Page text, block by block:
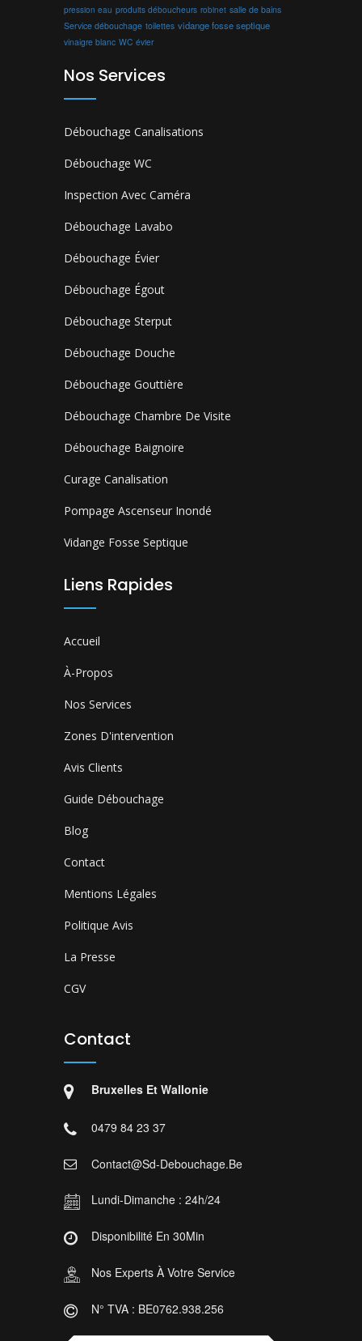
pression eau produits déboucheurs robinet salle de bains
Service débouchage toilettes vidange fosse septique
vinaigre blanc WC évier
Nos Services
Débouchage Canalisations
Débouchage WC
Inspection Avec Caméra
Débouchage Lavabo
Débouchage Évier
Débouchage Égout
Débouchage Sterput
Débouchage Douche
Débouchage Gouttière
Débouchage Chambre De Visite
Débouchage Baignoire
Curage Canalisation
Pompage Ascenseur Inondé
Vidange Fosse Septique
Liens Rapides
Accueil
À-Propos
Nos Services
Zones D'intervention
Avis Clients
Guide Débouchage
Blog
Contact
Mentions Légales
Politique Avis
La Presse
CGV
Contact
Bruxelles Et Wallonie
0479 84 23 37
Contact@sd-Debouchage.be
Lundi-Dimanche : 24h/24
Disponibilité En 30Min
Nos Experts À Votre Service
N° TVA : BE0762.938.256